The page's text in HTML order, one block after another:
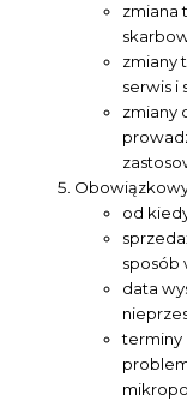
zmiana
zmiany
serwis i
zmiany
od
sposób
data
terminy